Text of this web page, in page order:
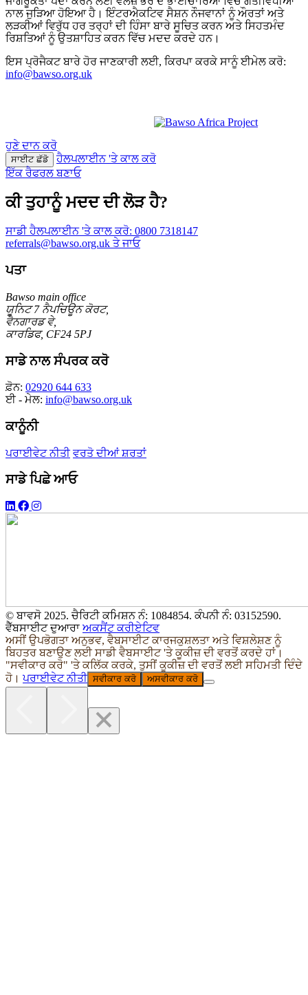
ਨਾਲ ਜੁੜਿਆ ਹੋਇਆ ਹੈ। ਇੰਟਰਐਕਟਿਵ ਸੈਸ਼ਨ ਨੌਜਵਾਨਾਂ ਨੂੰ ਔਰਤਾਂ ਅਤੇ
ਲੜਕੀਆਂ ਵਿਰੁੱਧ ਹਰ ਤਰ੍ਹਾਂ ਦੀ ਹਿੰਸਾ ਬਾਰੇ ਸੂਚਿਤ ਕਰਨ ਅਤੇ ਸਿਹਤਮੰਦ
ਰਿਸ਼ਤਿਆਂ ਨੂੰ ਉਤਸ਼ਾਹਿਤ ਕਰਨ ਵਿੱਚ ਮਦਦ ਕਰਦੇ ਹਨ।
ਇਸ ਪ੍ਰੋਜੈਕਟ ਬਾਰੇ ਹੋਰ ਜਾਣਕਾਰੀ ਲਈ, ਕਿਰਪਾ ਕਰਕੇ ਸਾਨੂੰ ਈਮੇਲ ਕਰੋ:
info@bawso.org.uk
ਹੁਣੇ ਦਾਨ ਕਰੋ
ਸਾਈਟ ਛੱਡੋ
ਹੈਲਪਲਾਈਨ 'ਤੇ ਕਾਲ ਕਰੋ
ਇੱਕ ਰੈਫਰਲ ਬਣਾਓ
ਕੀ ਤੁਹਾਨੂੰ ਮਦਦ ਦੀ ਲੋੜ ਹੈ?
ਸਾਡੀ ਹੈਲਪਲਾਈਨ 'ਤੇ ਕਾਲ ਕਰੋ: 0800 7318147
referrals@bawso.org.uk ਤੇ ਜਾਓ
ਪਤਾ
Bawso main office
ਯੂਨਿਟ 7 ਨੈਪਚਿਊਨ ਕੋਰਟ,
ਵੈਨਗਾਰਡ ਵੇ,
ਕਾਰਡਿਫ, CF24 5PJ
ਸਾਡੇ ਨਾਲ ਸੰਪਰਕ ਕਰੋ
ਫ਼ੋਨ: 02920 644 633
ਈ - ਮੇਲ: info@bawso.org.uk
ਕਾਨੂੰਨੀ
ਪਰਾਈਵੇਟ ਨੀਤੀ ਵਰਤੋ ਦੀਆਂ ਸ਼ਰਤਾਂ
ਸਾਡੇ ਪਿਛੇ ਆਓ
© ਬਾਵਸੋ 2025. ਚੈਰਿਟੀ ਕਮਿਸ਼ਨ ਨੰ: 1084854. ਕੰਪਨੀ ਨੰ: 03152590.
ਵੈੱਬਸਾਈਟ ਦੁਆਰਾ ਅਕਸੈਂਟ ਕਰੀਏਟਿਵ
ਅਸੀਂ ਉਪਭੋਗਤਾ ਅਨੁਭਵ, ਵੈਬਸਾਈਟ ਕਾਰਜਕੁਸ਼ਲਤਾ ਅਤੇ ਵਿਸ਼ਲੇਸ਼ਣ ਨੂੰ
ਬਿਹਤਰ ਬਣਾਉਣ ਲਈ ਸਾਡੀ ਵੈਬਸਾਈਟ 'ਤੇ ਕੂਕੀਜ਼ ਦੀ ਵਰਤੋਂ ਕਰਦੇ ਹਾਂ।
"ਸਵੀਕਾਰ ਕਰੋ" 'ਤੇ ਕਲਿੱਕ ਕਰਕੇ, ਤੁਸੀਂ ਕੂਕੀਜ਼ ਦੀ ਵਰਤੋਂ ਲਈ ਸਹਿਮਤੀ ਦਿੰਦੇ
ਹੋ।ਪਰਾਈਵੇਟ ਨੀਤੀ ਸਵੀਕਾਰ ਕਰੋ ਅਸਵੀਕਾਰ ਕਰੋ